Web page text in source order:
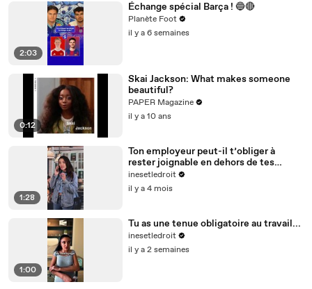
2:03
Échange spécial Barça ! 🔵🔴
Planète Foot
il y a 6 semaines
0:12
Skai Jackson: What makes someone
beautiful?
PAPER Magazine
il y a 10 ans
1:28
Ton employeur peut-il t’obliger à
rester joignable en dehors de tes
horaires ?
inesetledroit
il y a 4 mois
1:00
Tu as une tenue obligatoire au travail...
inesetledroit
il y a 2 semaines